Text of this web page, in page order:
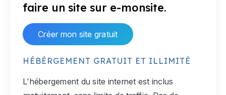
faire un site sur e-monsite.
Créer mon site gratuit
HÉBÉRGEMENT GRATUIT ET ILLIMITÉ
L'hébergement du site internet est inclus